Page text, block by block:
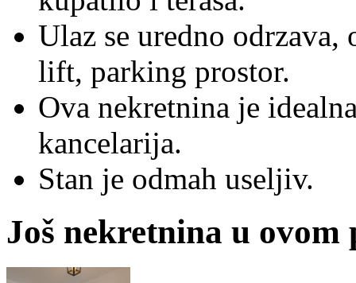
Ulaz se uredno odrzava,
lift, parking prostor.
Ova nekretnina je
kancelarija.
Stan je odmah useljiv.
Još nekretnina u ovom